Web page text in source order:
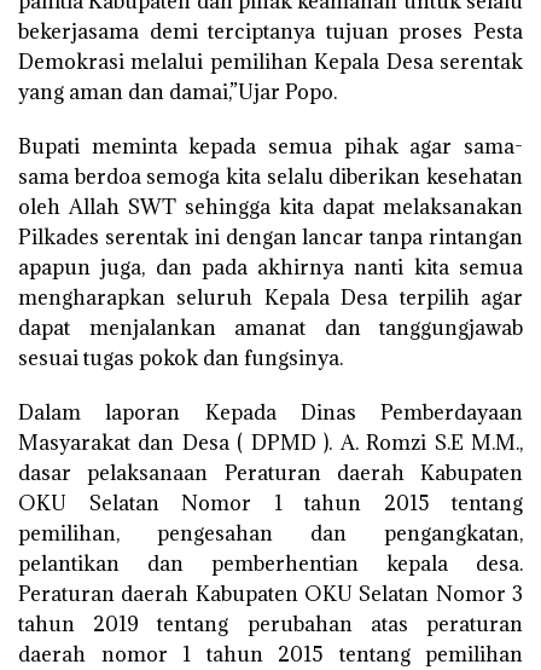
bekerjasama demi terciptanya tujuan proses Pesta
Demokrasi melalui pemilihan Kepala Desa serentak
yang aman dan damai,”Ujar Popo.
Bupati meminta kepada semua pihak agar sama-
sama berdoa semoga kita selalu diberikan kesehatan
oleh Allah SWT sehingga kita dapat melaksanakan
Pilkades serentak ini dengan lancar tanpa rintangan
apapun juga, dan pada akhirnya nanti kita semua
mengharapkan seluruh Kepala Desa terpilih agar
dapat menjalankan amanat dan tanggungjawab
sesuai tugas pokok dan fungsinya.
Dalam laporan Kepada Dinas Pemberdayaan
Masyarakat dan Desa ( DPMD ). A. Romzi S.E M.M.,
dasar pelaksanaan Peraturan daerah Kabupaten
OKU Selatan Nomor 1 tahun 2015 tentang
pemilihan, pengesahan dan pengangkatan,
pelantikan dan pemberhentian kepala desa.
Peraturan daerah Kabupaten OKU Selatan Nomor 3
tahun 2019 tentang perubahan atas peraturan
daerah nomor 1 tahun 2015 tentang pemilihan